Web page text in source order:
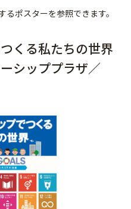
ポスターを参照できます。
くる私たちの世界
シッププラザ／